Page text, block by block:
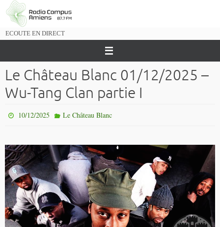
Passer
vers
ECOUTE EN DIRECT
Le Château Blanc 01/12/2025 –
Wu-Tang Clan partie I
10/12/2025 Le Château Blanc